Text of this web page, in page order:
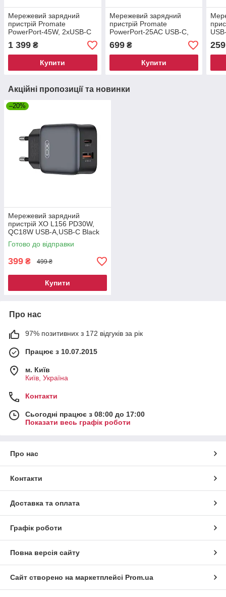
Мережевий зарядний
пристрій Promate
PowerPort-45W, 2хUSB-C
PD, USB-A Black
(powerport-45.black)
1 399 ₴
Купити
Мережевий зарядний
пристрій Promate
PowerPort-25AC USB-C,
USB-A Black (powerport-
25ac.black)
699₴
Купити
259
Акційні пропозиції та новинки
–20%
Мережевий зарядний
пристрій XO L156 PD30W,
QC18W USB-A,USB-C Black
(L156.black)
Готово до відправки
399 ₴ 499 ₴
Купити
Про нас
97% позитивних з 172 відгуків за рік
Працює з 10.07.2015
м. Київ
Київ, Україна
Контакти
Сьогодні працює з 08:00 до 17:00
Показати весь графік роботи
Про нас
Контакти
Доставка та оплата
Графік роботи
Повна версія сайту
Сайт створено на маркетплейсі Prom.ua